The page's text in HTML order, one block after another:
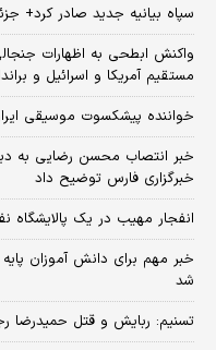
سپاه بیانیه جدید صادر کرد+
واکنش ابطحی به اظهارات
مستقیم آمریکا و اسرائیل و
خواننده پیشکسوت موسیقی
خبر انتصاب محسن رضایی به
خبرگزاری فارس توضیح داد
انفجار مهیب در یک پالایشگاه
خبر مهم برای دانش آموزان
شد
تسنیم: ربایش و قتل حمیدرضا